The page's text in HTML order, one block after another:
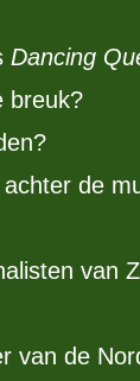
Dancing
breuk?
de
van
van de